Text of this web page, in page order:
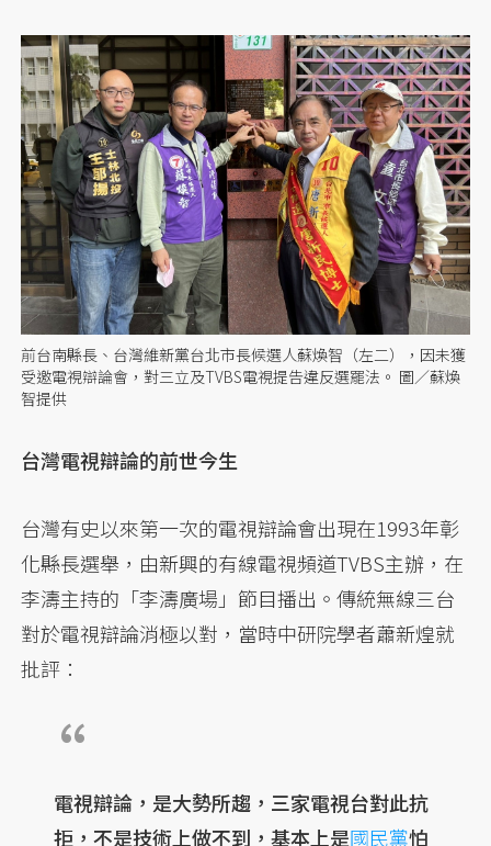
前台南縣長、台灣維新黨台北市長候選人蘇煥智（左二），因未獲
受邀電視辯論會，對三立及TVBS電視提告違反選罷法。 圖／蘇煥
智提供
台灣電視辯論的前世今生
台灣有史以來第一次的電視辯論會出現在1993年彰
化縣長選舉，由新興的有線電視頻道TVBS主辦，在
李濤主持的「李濤廣場」節目播出。傳統無線三台
對於電視辯論消極以對，當時中研院學者蕭新煌就
批評：
電視辯論，是大勢所趨，三家電視台對此抗
拒，不是技術上做不到，基本上是國民黨怕